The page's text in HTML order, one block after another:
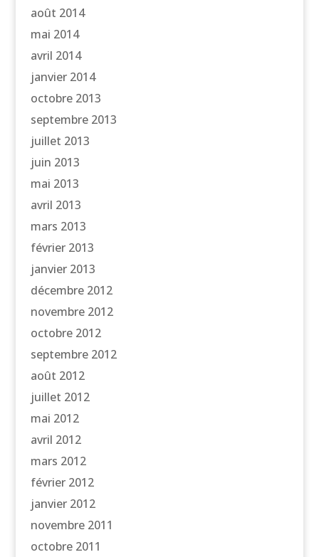
août 2014
mai 2014
avril 2014
janvier 2014
octobre 2013
septembre 2013
juillet 2013
juin 2013
mai 2013
avril 2013
mars 2013
février 2013
janvier 2013
décembre 2012
novembre 2012
octobre 2012
septembre 2012
août 2012
juillet 2012
mai 2012
avril 2012
mars 2012
février 2012
janvier 2012
novembre 2011
octobre 2011